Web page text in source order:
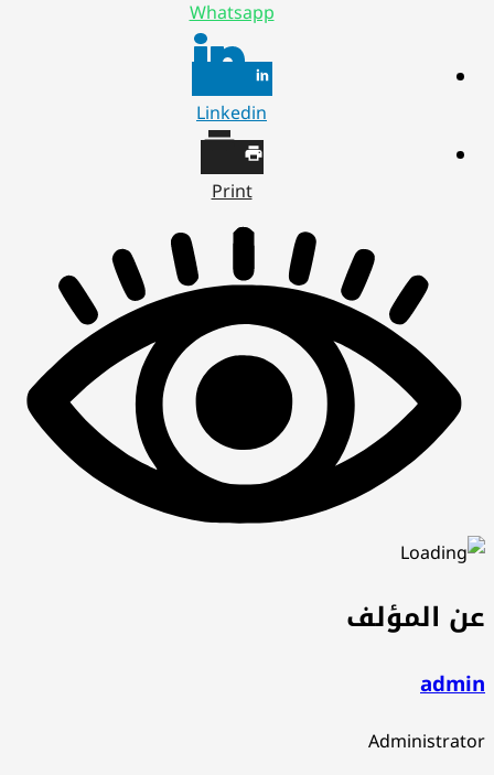
Whatsapp
Linkedin
Print
عن المؤلف
admin
Administrator